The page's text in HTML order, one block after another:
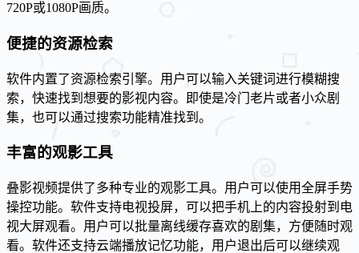
720P或1080P画质。
便捷的资源检索
软件内置了资源检索引擎。用户可以输入关键词进行模糊搜
索，快速找到想要的影视内容。即使是冷门老片或者小众剧
集，也可以通过搜索功能精准找到。
丰富的观影工具
叠影视频提供了多种专业的观影工具。用户可以使用全屏手势
操控功能。软件支持电视投屏，可以把手机上的内容投射到电
视大屏观看。用户可以批量离线缓存喜欢的剧集，方便随时观
看。软件还支持云端播放记忆功能，用户退出后可以继续观